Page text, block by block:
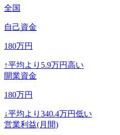
全国
自己資金
180万円
↑平均より 5.9万円高い
開業資金
180万円
↓平均より 340.4万円低い
営業利益(月間)